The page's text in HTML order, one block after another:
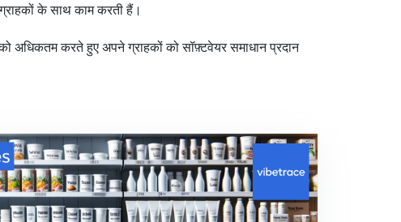
के साथ काम करती हैं।
अधिकतम करते हुए अपने ग्राहकों को सॉफ़्टवेयर समाधान प्रदान